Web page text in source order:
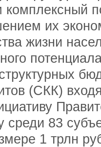
комплексный
их
жизни
(СКК)
среди 83
1 трлн